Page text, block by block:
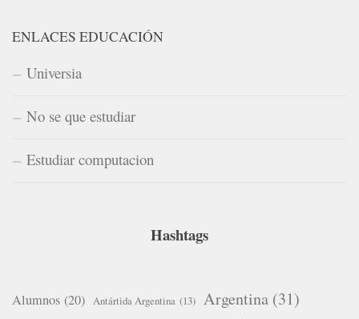
ENLACES EDUCACIÓN
Universia
No se que estudiar
Estudiar computacion
Hashtags
Alumnos (20) Antártida Argentina (13) Argentina (31)